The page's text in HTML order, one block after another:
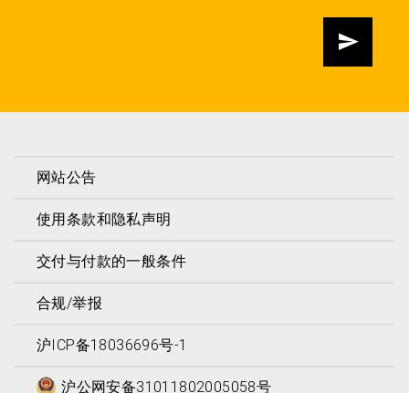
发送
网站公告
使用条款和隐私声明
交付与付款的一般条件
合规/举报
沪ICP备18036696号-1
沪公网安备31011802005058号